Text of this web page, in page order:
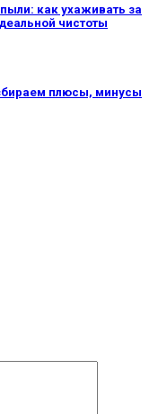
как ухаживать за
чистоты
плюсы, минусы